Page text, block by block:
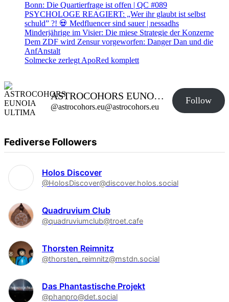
Bonn: Die Quartierfrage ist offen | QC #089
PSYCHOLOGE REAGIERT: „Wer ihr glaubt ist selbst
schuld” ?! 💀 Medfluencer sind sauer | nessadhs
Minderjährige im Visier: Die miese Strategie der Konzerne
Dem ZDF wird Zensur vorgeworfen: Danger Dan und die
AnfAnstalt
Solmecke zerlegt ApoRed komplett
ASTROCOHORS EUNOIA ULTIMA
@astrocohors.eu@astrocohors.eu
Follow
Fediverse Followers
Holos Discover
@HolosDiscover@discover.holos.social
Quadruvium Club
@quadruviumclub@troet.cafe
Thorsten Reimnitz
@thorsten_reimnitz@mstdn.social
Das Phantastische Projekt
@phanpro@det.social